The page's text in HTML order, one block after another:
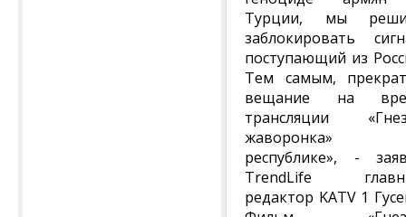
Турции, мы
заблокировать
поступающий из
Тем самым,
вещание на
трансляции
жаворонка»
республике», -
TrendLife
редактор KATV 1